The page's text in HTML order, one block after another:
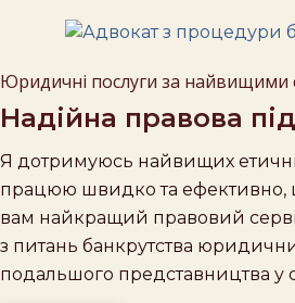
Юридичні послуги за найвищими
Надійна правова
Я дотримуюсь найвищих
працюю швидко та ефективно,
вам найкращий правовий
з питань банкрутства
подальшого представництва у